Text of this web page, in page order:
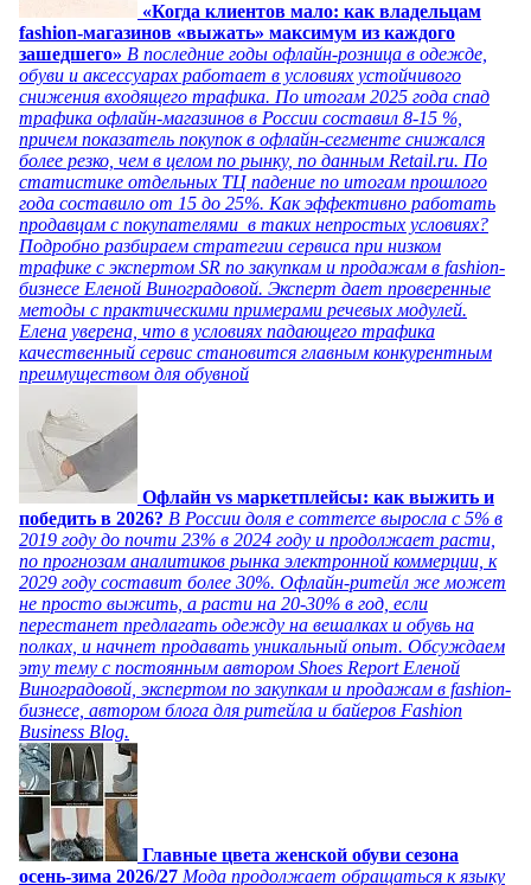
«Когда клиентов мало: как владельцам
fashion-магазинов «выжать» максимум из каждого
зашедшего» В последние годы офлайн-розница в одежде,
обуви и аксессуарах работает в условиях устойчивого
снижения входящего трафика. По итогам 2025 года спад
трафика офлайн-магазинов в России составил 8-15 %,
причем показатель покупок в офлайн-сегменте снижался
более резко, чем в целом по рынку, по данным Retail.ru. По
статистике отдельных ТЦ падение по итогам прошлого
года составило от 15 до 25%. Как эффективно работать
продавцам с покупателями в таких непростых условиях?
Подробно разбираем стратегии сервиса при низком
трафике с экспертом SR по закупкам и продажам в fashion-
бизнесе Еленой Виноградовой. Эксперт дает проверенные
методы с практическими примерами речевых модулей.
Елена уверена, что в условиях падающего трафика
качественный сервис становится главным конкурентным
преимуществом для обувной
Офлайн vs маркетплейсы: как выжить и
победить в 2026? В России доля e commerce выросла с 5% в
2019 году до почти 23% в 2024 году и продолжает расти,
по прогнозам аналитиков рынка электронной коммерции, к
2029 году составит более 30%. Офлайн-ритейл же может
не просто выжить, а расти на 20-30% в год, если
перестанет предлагать одежду на вешалках и обувь на
полках, и начнет продавать уникальный опыт. Обсуждаем
эту тему с постоянным автором Shoes Report Еленой
Виноградовой, экспертом по закупкам и продажам в fashion-
бизнесе, автором блога для ритейла и байеров Fashion
Business Blog.
Главные цвета женской обуви сезона
осень-зима 2026/27 Мода продолжает обращаться к языку